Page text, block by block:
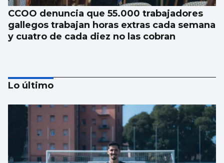
CCOO denuncia que 55.000 trabajadores
gallegos trabajan horas extras cada semana
y cuatro de cada diez no las cobran
Lo último